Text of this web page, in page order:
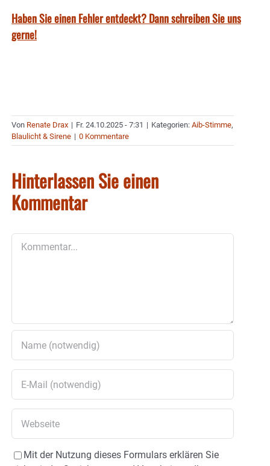
Haben Sie einen Fehler entdeckt? Dann schreiben Sie uns
gerne!
Von Renate Drax | Fr. 24.10.2025 - 7:31 | Kategorien: Aib-Stimme,
Blaulicht & Sirene | 0 Kommentare
Hinterlassen Sie einen
Kommentar
Mit der Nutzung dieses Formulars erklären Sie